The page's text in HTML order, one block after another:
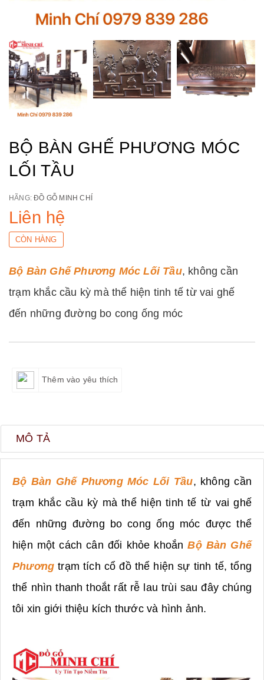
BỘ BÀN GHẾ PHƯƠNG MÓC
LỐI TẦU
HÃNG:ĐỒ GỖ MINH CHÍ
Liên hệ
CÒN HÀNG
Bộ Bàn Ghế Phương Móc Lối Tầu, không cần
trạm khắc cầu kỳ mà thể hiện tinh tế từ vai ghế
đến những đường bo cong ống móc
Thêm vào yêu thích
MÔ TẢ
Bộ Bàn Ghế Phương Móc Lối Tầu, không cần
trạm khắc cầu kỳ mà thể hiện tinh tế từ vai ghế
đến những đường bo cong ống móc được thể
hiện một cách cân đối khỏe khoắnBộ Bàn Ghế
Phương trạm tích cổ đồ thể hiện sự tinh tế, tổng
thể nhìn thanh thoắt rất rễ lau trùi sau đây chúng
tôi xin giới thiệu kích thước và hình ảnh.